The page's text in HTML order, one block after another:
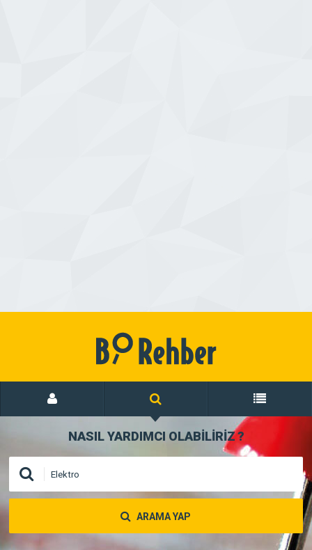
NASIL YARDIMCI OLABİLİRİZ?
ARAMA YAP